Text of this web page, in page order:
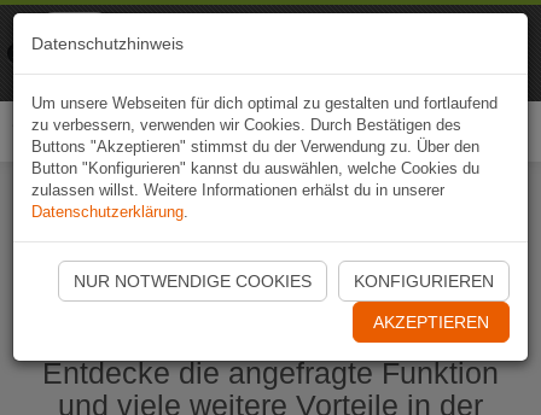
Naviki App jetzt öffnen
Entdecke die angefragte Funktion
und viele weitere Vorteile in der
Datenschutzhinweis
Um unsere Webseiten für dich optimal zu gestalten und fortlaufend
zu verbessern, verwenden wir Cookies. Durch Bestätigen des
Buttons "Akzeptieren" stimmst du der Verwendung zu. Über den
Button "Konfigurieren" kannst du auswählen, welche Cookies du
zulassen willst. Weitere Informationen erhälst du in unserer
Datenschutzerklärung.
NUR NOTWENDIGE COOKIES KONFIGURIEREN
AKZEPTIEREN
Naviki